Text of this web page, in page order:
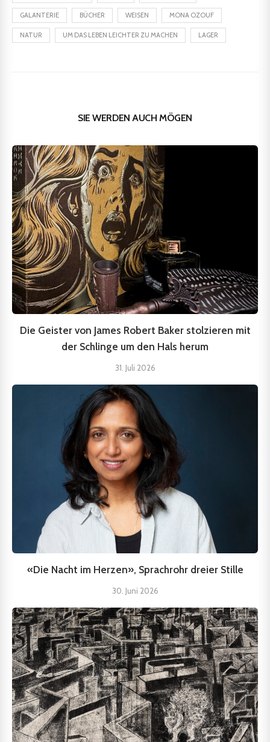
GALANTERIE BÜCHER WEISEN MONA OZOUF
NATUR UM DAS LEBEN LEICHTER ZU MACHEN LAGER
SIE WERDEN AUCH MÖGEN
Die Geister von James Robert Baker stolzieren mit
der Schlinge um den Hals herum
31. Juli 2026
«Die Nacht im Herzen», Sprachrohr dreier Stille
30. Juni 2026